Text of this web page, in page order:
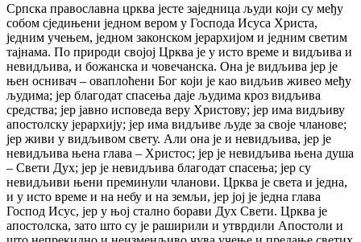
Српска православна црква јесте заједница људи који су међу
собом сједињени једном вером у Господа Исуса Христа,
једним учењем, једном законском јерархијом и једним светим
тајнама. По природи својој Црква је у исто време и видљива и
невидљива, и божанска и човечанска. Она је видљива јер је
њен оснивач – оваплоћени Бог који је као видљив живео међу
људима; јер благодат спасења даје људима кроз видљива
средства; јер јавно исповеда веру Христову; јер има видљиву
апостолску јерархију; јер има видљиве људе за своје чланове;
јер живи у видљивом свету. Али она је и невидљива, јер је
невидљива њена глава – Христос; јер је невидљива њена душа
– Свети Дух; јер је невидљива благодат спасења; јер су
невидљиви њени преминули чланови. Црква је света и једна,
и у исто време и на небу и на земљи, јер јој је једна глава
Господ Исус, јер у њој стално борави Дух Свети. Црква је
апостолска, зато што су је раширили и утврдили Апостоли и